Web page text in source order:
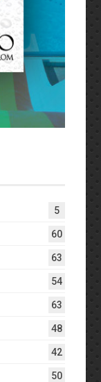
5
60
63
54
63
48
42
50